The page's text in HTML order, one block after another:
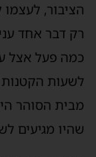
הציבור,
רק דבר אחד
כמה פעל אצל
לשעות
מבית הסוהר
שהיו מגיעים